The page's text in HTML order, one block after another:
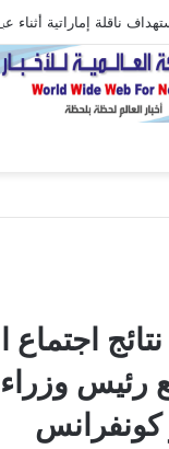
ناقلة إماراتية أثناء
اجتماع
وزراء
كونفرانس